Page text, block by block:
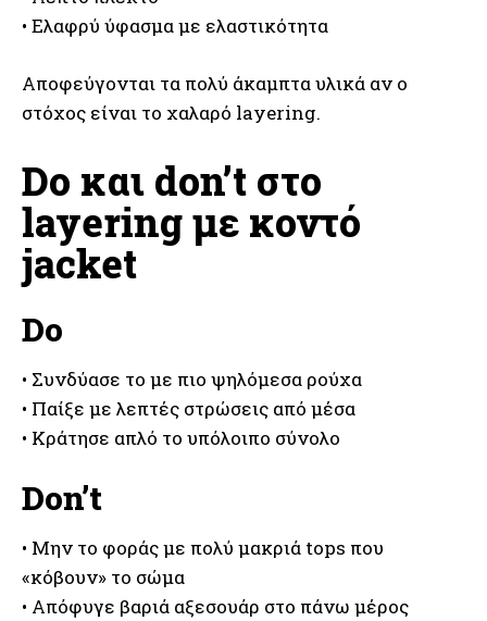
• Ελαφρύ ύφασμα με ελαστικότητα
Αποφεύγονται τα πολύ άκαμπτα υλικά αν ο
στόχος είναι το χαλαρό layering.
Do και don’t στο
layering με κοντό
jacket
Do
• Συνδύασε το με πιο ψηλόμεσα ρούχα
• Παίξε με λεπτές στρώσεις από μέσα
• Κράτησε απλό το υπόλοιπο σύνολο
Don’t
• Μην το φοράς με πολύ μακριά tops που
«κόβουν» το σώμα
• Απόφυγε βαριά αξεσουάρ στο πάνω μέρος